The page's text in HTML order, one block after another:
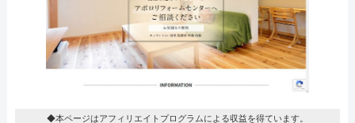
◆本ページはアフィリエイトプログラムによる収益を得ています。